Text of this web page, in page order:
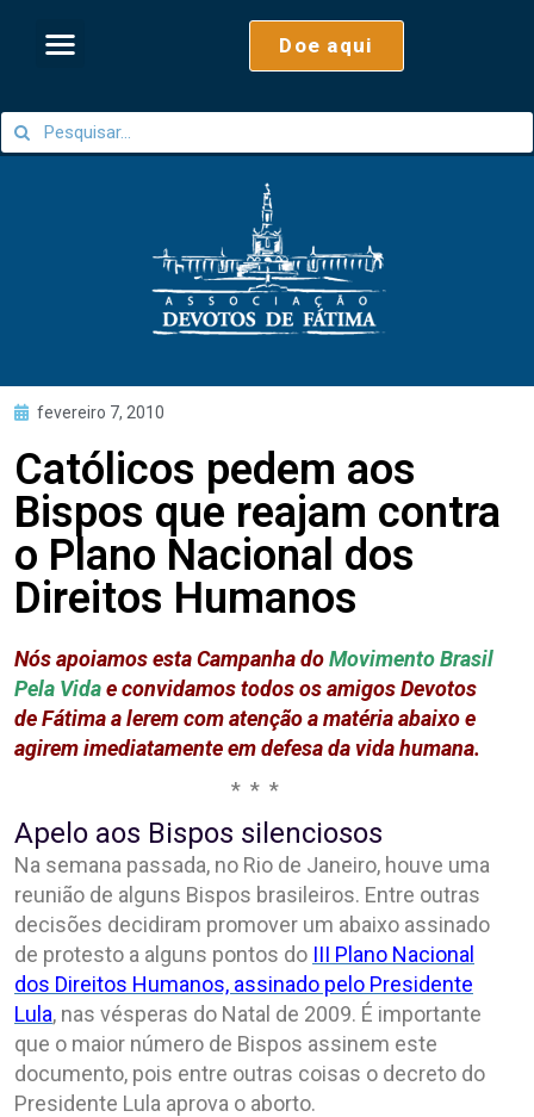
Doe aqui
fevereiro 7, 2010
Católicos pedem aos
Bispos que reajam contra
o Plano Nacional dos
Direitos Humanos
Nós apoiamos esta Campanha doMovimentoBrasil
Pela Vidae convidamos todos os amigos Devotos
de Fátima a lerem com atenção a matéria abaixo e
agirem imediatamente em defesa da vida humana.
* * *
Apelo aos Bispos silenciosos
Na semana passada, no Rio de Janeiro, houve uma
reunião de alguns Bispos brasileiros. Entre outras
decisões decidiram promover um abaixo assinado
de protesto a alguns pontos do III Plano Nacional
dos Direitos Humanos, assinado pelo Presidente
Lula, nas vésperas do Natal de 2009. É importante
que o maior número de Bispos assinem este
documento, pois entre outras coisas o decreto do
Presidente Lula aprova o aborto.